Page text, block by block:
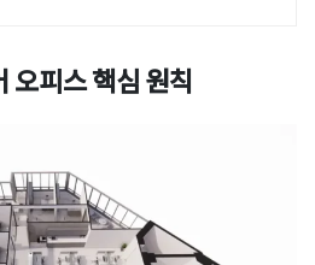
오피스 핵심 원칙